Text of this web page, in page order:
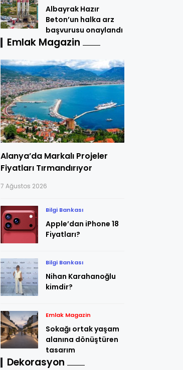
Albayrak Hazır
Beton’un halka arz
başvurusu onaylandı
Emlak Magazin
Alanya’da Markalı Projeler
Fiyatları Tırmandırıyor
7 Ağustos 2026
Bilgi Bankası
Apple’dan iPhone 18
Fiyatları?
Bilgi Bankası
Nihan Karahanoğlu
kimdir?
Emlak Magazin
Sokağı ortak yaşam
alanına dönüştüren
tasarım
Dekorasyon